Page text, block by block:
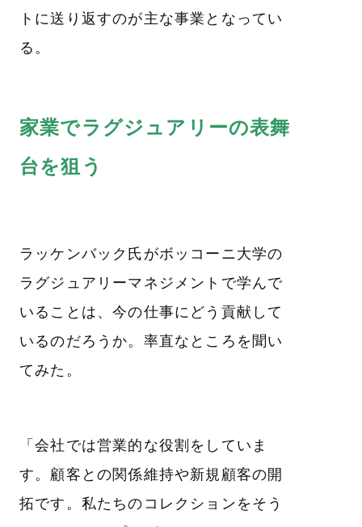
トに送り返すのが主な事業となってい
る。
家業でラグジュアリーの表舞
台を狙う
ラッケンバック氏がボッコーニ大学の
ラグジュアリーマネジメントで学んで
いることは、今の仕事にどう貢献して
いるのだろうか。率直なところを聞い
てみた。
「会社では営業的な役割をしていま
す。顧客との関係維持や新規顧客の開
拓です。私たちのコレクションをそう